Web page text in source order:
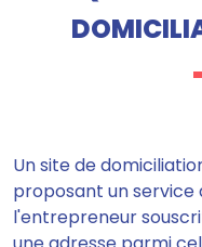
Un site de
proposant un service
l'entrepreneur